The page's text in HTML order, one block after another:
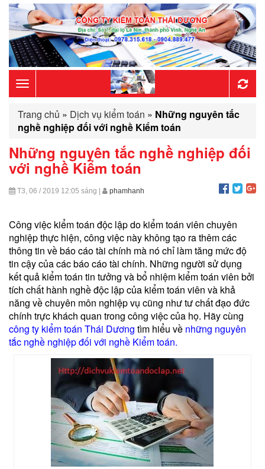
Toggle
navigation
Trang chủ » Dịch vụ kiểm toán » Những nguyên tắc
nghề nghiệp đối với nghề Kiểm toán
Những nguyên tắc nghề nghiệp đối
với nghề Kiểm toán
T3, 06 / 2019 12:05 sáng | phamhanh
Công việc kiểm toán độc lập do kiểm toán viên chuyên
nghiệp thực hiện, công việc này không tạo ra thêm các
thông tin về báo cáo tài chính mà nó chỉ làm tăng mức độ
tin cậy của các báo cáo tài chính. Những người sử dụng
kết quả kiểm toán tin tưởng và bổ nhiệm kiểm toán viên bởi
tích chất hành nghề độc lập của kiểm toán viên và khả
năng về chuyên môn nghiệp vụ cũng như tư chất đạo đức
chính trực khách quan trong công việc của họ. Hãy cùng
công ty kiểm toán Thái Dương tìm hiểu về những nguyên
tắc nghề nghiệp đối với nghề Kiểm toán.